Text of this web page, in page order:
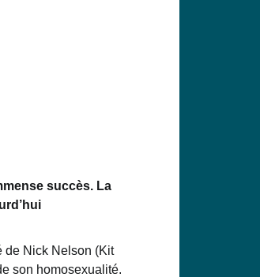
succès. La
de Nick Nelson (Kit
son homosexualité.